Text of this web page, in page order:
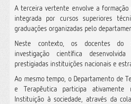
A terceira vertente envolve a
integrada por cursos superiores
graduações organizadas pelo
Neste contexto, os docentes do
investigação científica
prestigiadas instituições nacionais e
Ao mesmo tempo, o Departamento de
e Terapêutica participa
Instituição à sociedade, através da